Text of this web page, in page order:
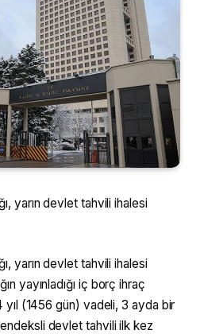
yarın devlet tahvili ihalesi
yarın devlet tahvili ihalesi
yayınladığı iç borç ihraç
(1456 gün) vadeli, 3 ayda bir
devlet tahvili ilk kez